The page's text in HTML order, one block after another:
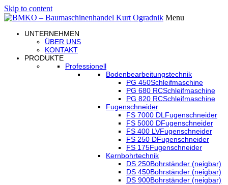
Skip to content
Menu
UNTERNEHMEN
ÜBER UNS
KONTAKT
PRODUKTE
Professionell
Bodenbearbeitungstechnik
PG 450Schleifmaschine
PG 680 RCSchleifmaschine
PG 820 RCSchleifmaschine
Fugenschneider
FS 7000 DLFugenschneider
FS 5000 DFugenschneider
FS 400 LVFugenschneider
FS 250 DFugenschneider
FS 175Fugenschneider
Kernbohrtechnik
DS 250Bohrständer (neigbar)
DS 450Bohrständer (neigbar)
DS 900Bohrständer (neigbar)